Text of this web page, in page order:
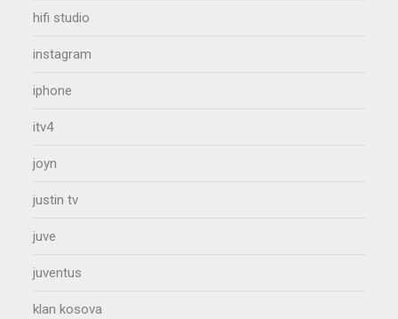
hifi studio
instagram
iphone
itv4
joyn
justin tv
juve
juventus
klan kosova